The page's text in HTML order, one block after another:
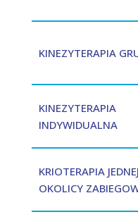
KINEZYTERAPIA
KINEZYTERAPIA
INDYWIDUALNA
KRIOTERAPIA JEDNEJ
OKOLICY